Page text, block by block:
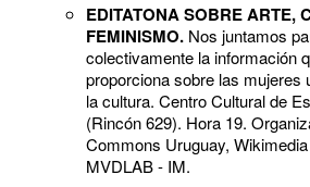
EDITATONA SOBRE ARTE,
FEMINISMO. Nos juntamos
colectivamente la información
proporciona sobre las mujeres
la cultura. Centro Cultural de
(Rincón 629). Hora 19.
Commons Uruguay,
MVDLAB - IM.